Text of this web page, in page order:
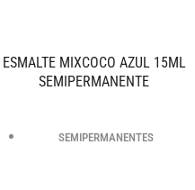
ESMALTE MIXCOCO AZUL 15ML
SEMIPERMANENTE
SEMIPERMANENTES